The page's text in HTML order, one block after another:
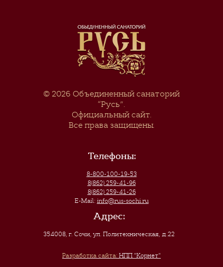
© 2026 Объединенный санаторий
“Русь”.
Официальный сайт.
Все права защищены.
Телефоны:
8-800-100-19-53
8(862) 259-41-96
8(862) 259-41-26
E-Mail: info@rus-sochi.ru
Адрес:
354008, г. Сочи,ул. Политехническая, д.22
Разработка сайта: НПП "Корнет"